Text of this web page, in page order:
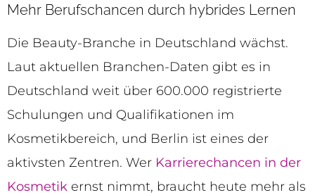
Mehr Berufschancen durch hybrides Lernen
Die Beauty-Branche in Deutschland wächst.
Laut aktuellen Branchen-Daten gibt es in
Deutschland weit über 600.000 registrierte
Schulungen und Qualifikationen im
Kosmetikbereich, und Berlin ist eines der
aktivsten Zentren. Wer Karrierechancen in der
Kosmetik ernst nimmt, braucht heute mehr als